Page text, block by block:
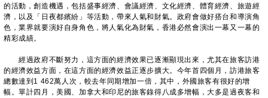
的活動，創造機遇，包括盛事經濟、會議經濟、文化經濟、體育經濟、旅遊經
濟，以及「日夜都繽紛」等活動，帶來人氣和財氣。政府會做好搭台和導演角
色，業界就要演好自身角色，將人氣化為財氣，香港必然會演出一幕又一幕的
精彩成績。
經過政府不斷努力，這方面的經濟效果已逐漸顯現出來，尤其在旅客訪港
的經濟效益方面，在這方面的經濟效益正逐步擴大。今年首四個月，訪港旅客
總數達到1 462萬人次，較去年同期增加一倍，其中，外國旅客有很好的增
幅。單計四月，美國、加拿大和印尼的旅客錄得八成多增幅，大多是過夜客和